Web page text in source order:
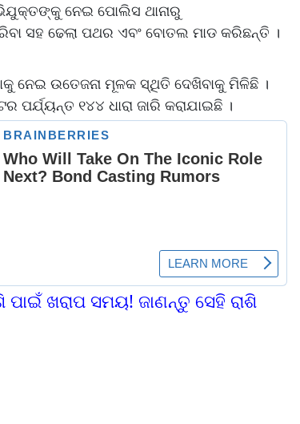
ନେଇ ପୋଲିସ ଥାନାରୁ
ସହ ଢେଲା ପଥର ଏବଂ ବୋତଲ ମାଡ କରିଛନ୍ତି ।
ନେଇ ଉତେଜନା ମୂଳକ ସ୍ଥିତି ଦେଖିବାକୁ ମିଳିଛି ।
୧୪୪ ଧାରା ଜାରି କରାଯାଇଛି ।
ଖରାପ ସମୟ! ଜାଣନ୍ତୁ ସେହି ରାଶି